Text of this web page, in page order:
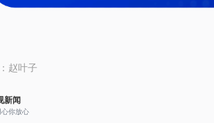
赵叶子
新闻
你放心